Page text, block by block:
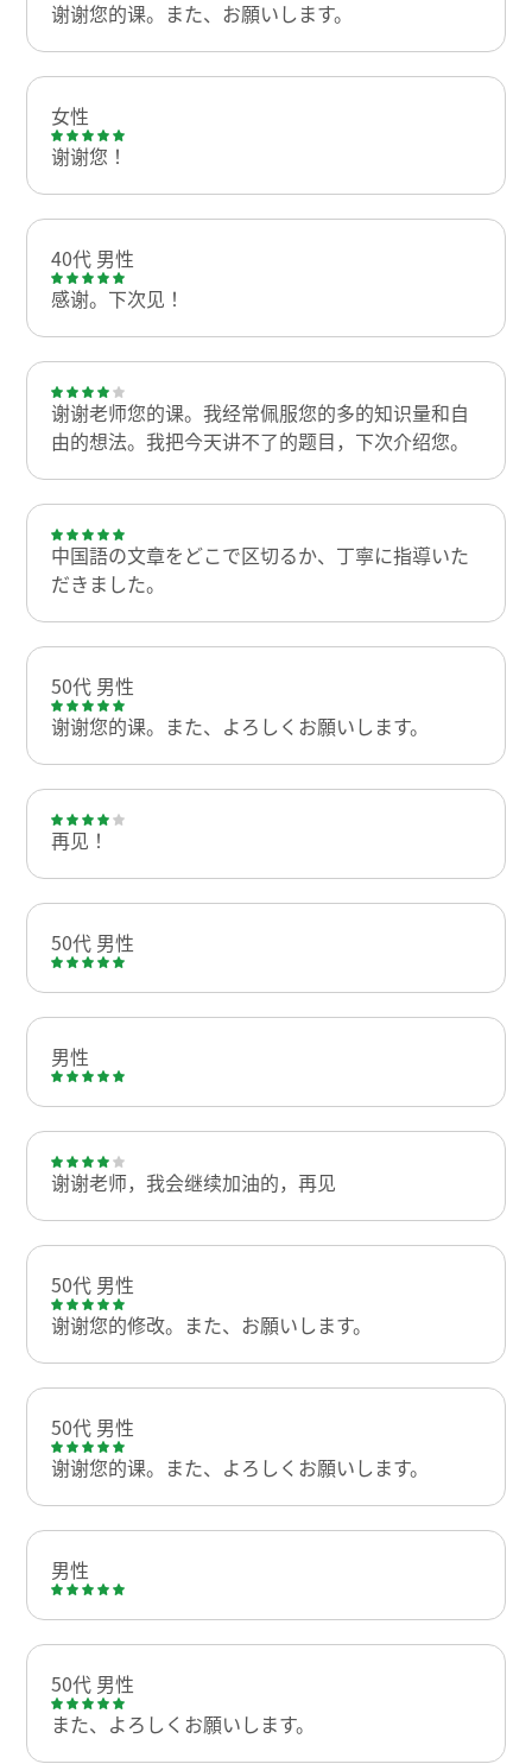
谢谢您的课。また、お願いします。
女性
谢谢您！
40代 男性
感谢。下次见！
谢谢老师您的课。我经常佩服您的多的知识量和自
由的想法。我把今天讲不了的题目，下次介绍您。
中国語の文章をどこで区切るか、丁寧に指導いた
だきました。
50代 男性
谢谢您的课。また、よろしくお願いします。
再见！
50代 男性
男性
谢谢老师，我会继续加油的，再见
50代 男性
谢谢您的修改。また、お願いします。
50代 男性
谢谢您的课。また、よろしくお願いします。
男性
50代 男性
また、よろしくお願いします。